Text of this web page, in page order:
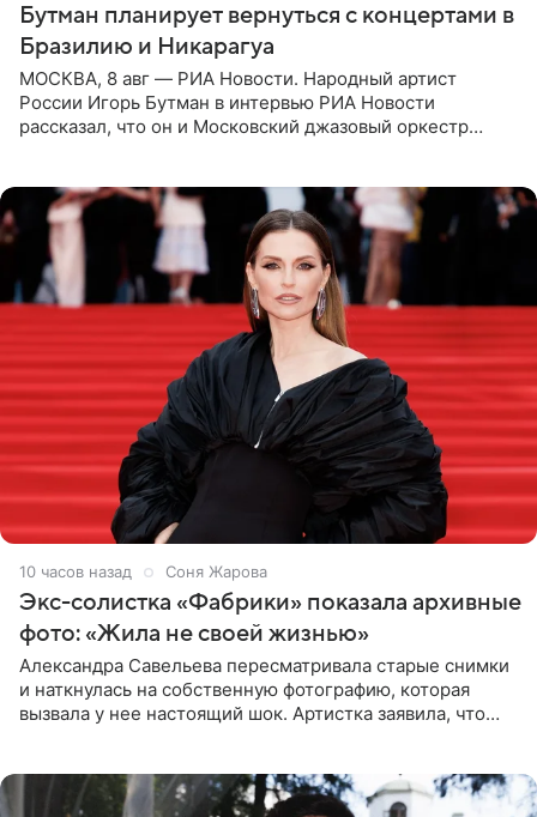
Бутман планирует вернуться с концертами в
Бразилию и Никарагуа
МОСКВА, 8 авг — РИА Новости. Народный артист
России Игорь Бутман в интервью РИА Новости
рассказал, что он и Московский джазовый оркестр
10 часов назад Соня Жарова
Экс-солистка «Фабрики» показала архивные
фото: «Жила не своей жизнью»
Александра Савельева пересматривала старые снимки
и наткнулась на собственную фотографию, которая
вызвала у нее настоящий шок. Артистка заявила, что